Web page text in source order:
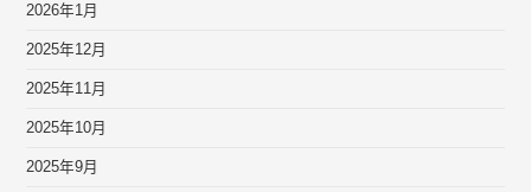
2026年1月
2025年12月
2025年11月
2025年10月
2025年9月